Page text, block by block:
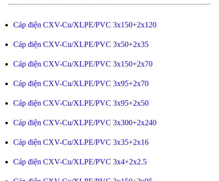
Cáp điện CXV-Cu/XLPE/PVC 3x150+2x120
Cáp điện CXV-Cu/XLPE/PVC 3x50+2x35
Cáp điện CXV-Cu/XLPE/PVC 3x150+2x70
Cáp điện CXV-Cu/XLPE/PVC 3x95+2x70
Cáp điện CXV-Cu/XLPE/PVC 3x95+2x50
Cáp điện CXV-Cu/XLPE/PVC 3x300+2x240
Cáp điện CXV-Cu/XLPE/PVC 3x35+2x16
Cáp điện CXV-Cu/XLPE/PVC 3x4+2x2.5